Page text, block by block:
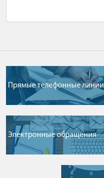
Прямые телефонные линии
Электронные обращения